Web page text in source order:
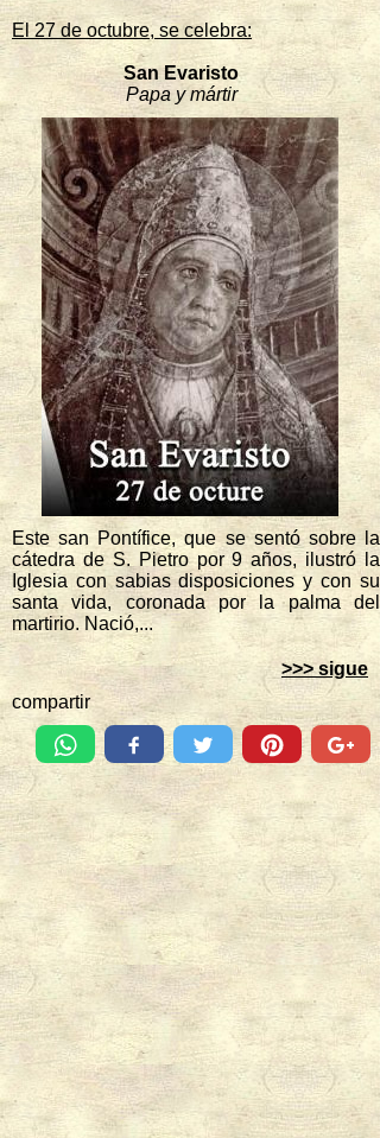
El 27 de octubre, se celebra:
San Evaristo
Papa y mártir
Este san Pontífice, que se sentó sobre la
cátedra de S. Pietro por 9 años, ilustró la
Iglesia con sabias disposiciones y con su
santa vida, coronada por la palma del
martirio. Nació,...
>>> sigue
compartir